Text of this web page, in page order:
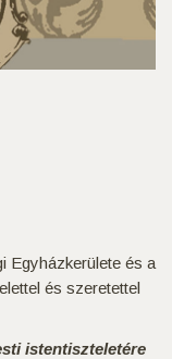
Egyházkerülete és a
és szeretettel
istentiszteletére